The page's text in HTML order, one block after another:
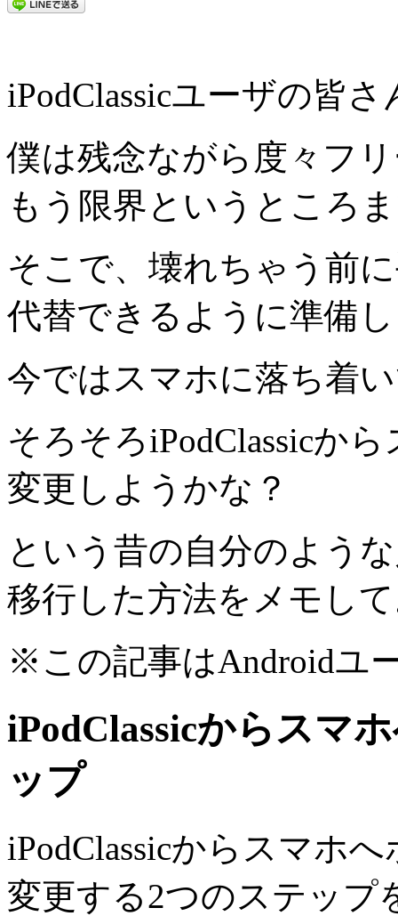
iPodClassicユーザの皆
僕は残念ながら度々フ
もう限界というところ
そこで、壊れちゃう前
代替できるように準備
今ではスマホに落ち着
そろそろiPodClassicか
変更しようかな？
という昔の自分のよう
移行した方法をメモし
※この記事はAndroidユ
iPodClassicからスマ
ップ
iPodClassicからスマホ
変更する2つのステップ